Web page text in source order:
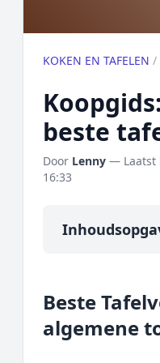
KOKEN EN TAFELEN /
beste
Door Lenny — Laatst
16:33
Onze
Prijs topper
Beste
algemene